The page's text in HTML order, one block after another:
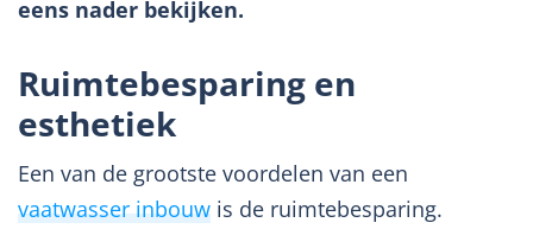
eens nader bekijken.
Ruimtebesparing en
esthetiek
Een van de grootste voordelen van een
vaatwasser inbouw is de ruimtebesparing.